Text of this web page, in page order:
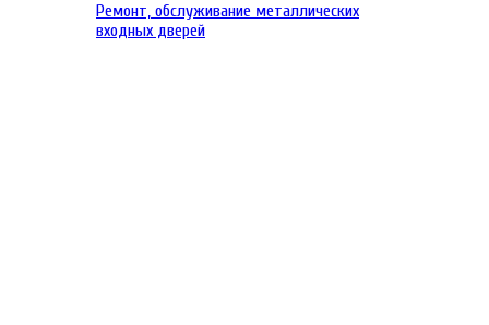
Ремонт, обслуживание металлических
входных дверей